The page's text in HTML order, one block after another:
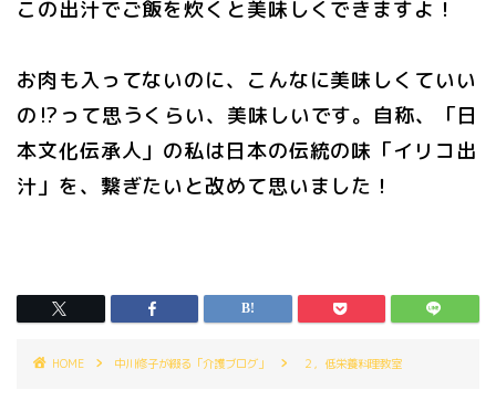
この出汁でご飯を炊くと美味しくできますよ！
お肉も入ってないのに、こんなに美味しくていい
の⁉️って思うくらい、美味しいです。自称、「日
本文化伝承人」の私は日本の伝統の味「イリコ出
汁」を、繋ぎたいと改めて思いました！
HOME 中川修子が綴る「介護ブログ」 ２，低栄養料理教室